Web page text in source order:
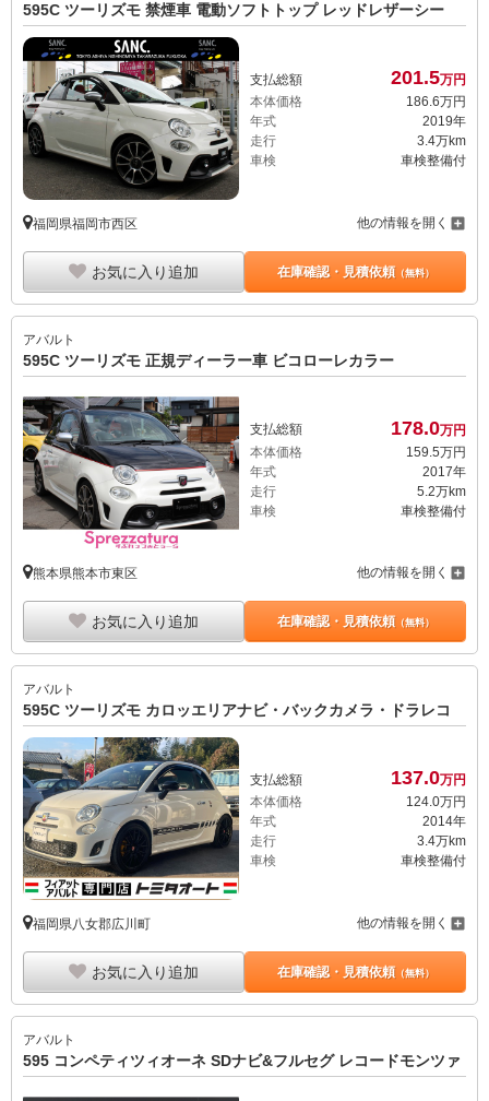
595C ツーリズモ 禁煙車 電動ソフトトップ レッドレザーシー
支払総額 201.5万円
本体価格
186.6万円
年式
2019年
走行
3.4万km
車検
車検整備付
福岡県福岡市西区 他の情報を開く
お気に入り追加 在庫確認・見積依頼（無料）
アバルト
595C ツーリズモ 正規ディーラー車 ビコローレカラー
支払総額 178.0万円
本体価格
159. 5万円
年式
2017年
走行
5.2万km
車検
車検整備付
熊本県熊本市東区 他の情報を開く
お気に入り追加 在庫確認・見積依頼（無料）
アバルト
595C ツーリズモ カロッエリアナビ・バックカメラ・ドラレコ
支払総額 137.0万円
本体価格
124.0万円
年式
2014年
走行
3.4万km
車検
車検整備付
福岡県八女郡広川町 他の情報を開く
お気に入り追加 在庫確認・見積依頼（無料）
アバルト
595 コンペティツィオーネ SDナビ&フルセグ レコードモンツァ